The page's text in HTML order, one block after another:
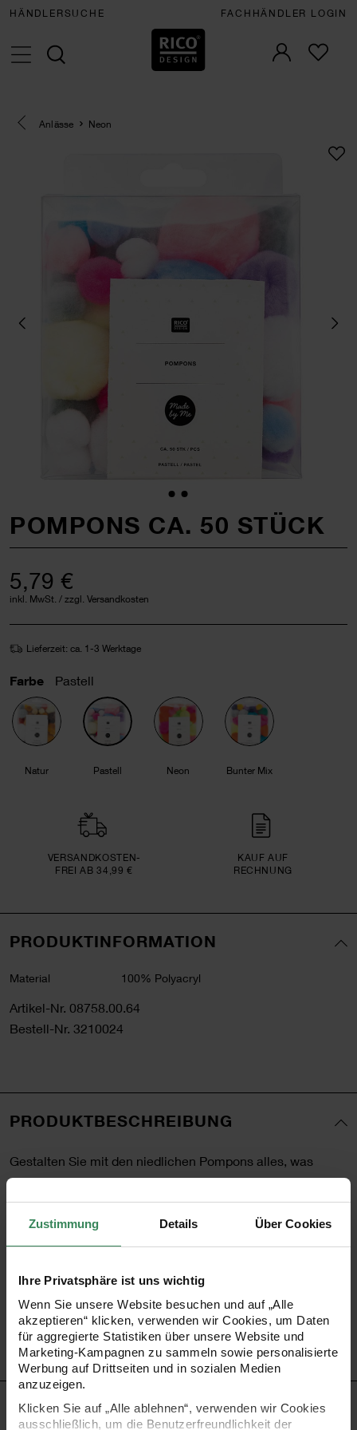
Zustimmung Details Über Cookies
Ihre Privatsphäre ist uns wichtig
Wenn Sie unsere Website besuchen und auf „Alle
akzeptieren“ klicken, verwenden wir Cookies, um Daten
für aggregierte Statistiken über unsere Website und
Marketing-Kampagnen zu sammeln sowie personalisierte
Werbung auf Drittseiten und in sozialen Medien
anzuzeigen.
Klicken Sie auf „Alle ablehnen“, verwenden wir Cookies
ausschließlich, um die Benutzerfreundlichkeit der
HÄNDLERSUCHE FACHHÄNDLER LOGIN
Eine Kategorie zurück navigieren
Anlässe Neon
POMPONS CA. 50 STÜCK
5,79 €
inkl. MwSt. / zzgl. Versandkosten
Lieferzeit: ca. 1-3 Werktage
Farbe Pastell
Natur Pastell Neon Bunter Mix
VERSAND­KOSTEN­
FREI AB 34,99 €
KAUF AUF
RECHNUNG
PRODUKTINFORMATION
Material 100% Polyacryl
Artikel-Nr. 08758.00.64
Bestell-Nr. 3210024
PRODUKTBESCHREIBUNG
Gestalten Sie mit den niedlichen Pompons alles, was
überall einsetzbar und lassen sich ankleben oder annähen.
Größe: ca. 25 x 15 mm, ca. 10 x 25 mm, ca. 10 x 35 mm
und ca. 5 x 45 mm
Material: 100% Polyester
Inhalt: ca. 50 Stück
HERSTELLER